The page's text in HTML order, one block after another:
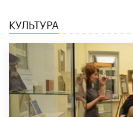
КУЛЬТУРА